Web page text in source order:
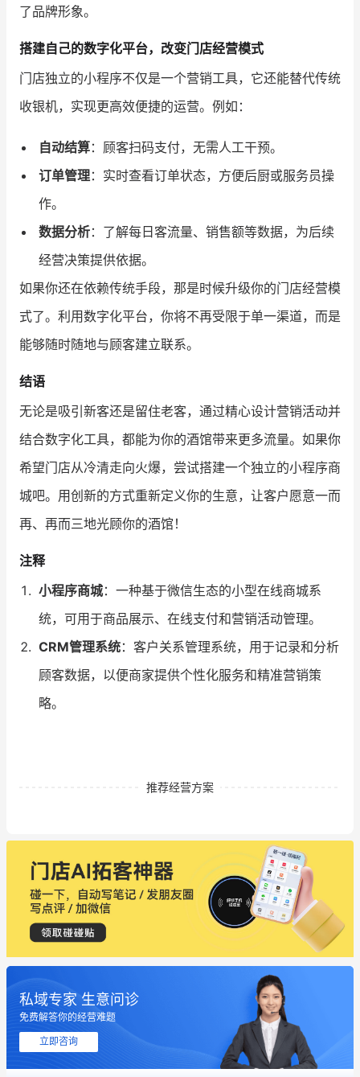
了品牌形象。
搭建自己的数字化平台，改变门店经营模式
门店独立的小程序不仅是一个营销工具，它还能替代传统
收银机，实现更高效便捷的运营。例如：
自动结算：顾客扫码支付，无需人工干预。
订单管理：实时查看订单状态，方便后厨或服务员操
作。
数据分析：了解每日客流量、销售额等数据，为后续
经营决策提供依据。
如果你还在依赖传统手段，那是时候升级你的门店经营模
式了。利用数字化平台，你将不再受限于单一渠道，而是
能够随时随地与顾客建立联系。
结语
无论是吸引新客还是留住老客，通过精心设计营销活动并
结合数字化工具，都能为你的酒馆带来更多流量。如果你
希望门店从冷清走向火爆，尝试搭建一个独立的小程序商
城吧。用创新的方式重新定义你的生意，让客户愿意一而
再、再而三地光顾你的酒馆！
注释
小程序商城：一种基于微信生态的小型在线商城系
统，可用于商品展示、在线支付和营销活动管理。
CRM管理系统：客户关系管理系统，用于记录和分析
顾客数据，以便商家提供个性化服务和精准营销策
略。
推荐经营方案
私域专家 生意问诊
免费解答你的经营难题
立即咨询
这个营销策划案例推荐大家看一下
用有赞就能在微信、小红书同时经营了